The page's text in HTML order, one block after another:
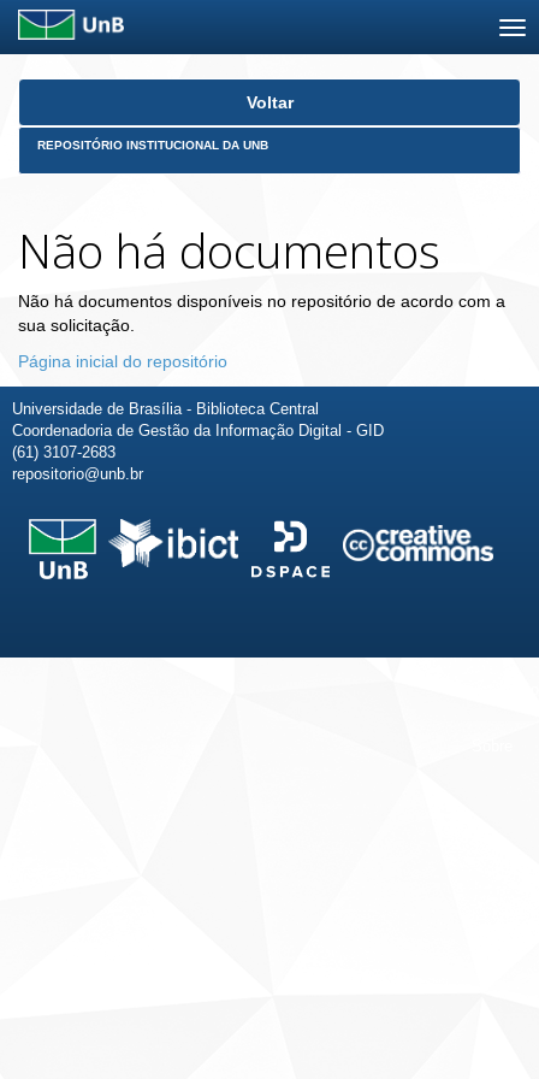
Skip
Voltar
REPOSITÓRIO INSTITUCIONAL DA UNB
Não há documentos
Não há documentos disponíveis no repositório de acordo com a
sua solicitação.
Página inicial do repositório
Universidade de Brasília - Biblioteca Central
Coordenadoria de Gestão da Informação Digital - GID
(61) 3107-2683
repositorio@unb.br